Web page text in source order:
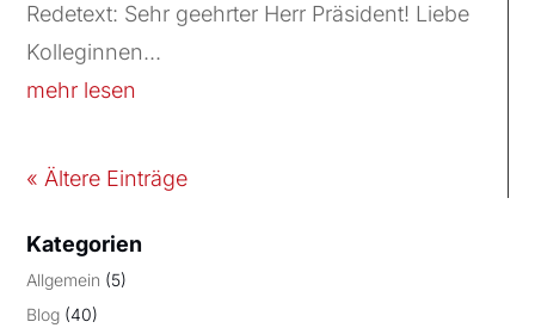
Redetext: Sehr geehrter Herr Präsident! Liebe
Kolleginnen...
mehr lesen
« Ältere Einträge
Kategorien
Allgemein (5)
Blog (40)